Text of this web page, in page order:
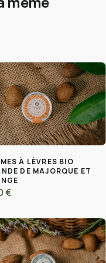
À LÈVRES BIO
DE MAJORQUE ET
€